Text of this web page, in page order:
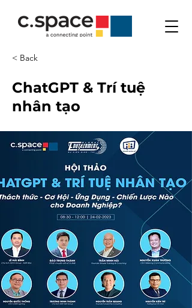
< Back
ChatGPT & Trí tuệ
nhân tạo